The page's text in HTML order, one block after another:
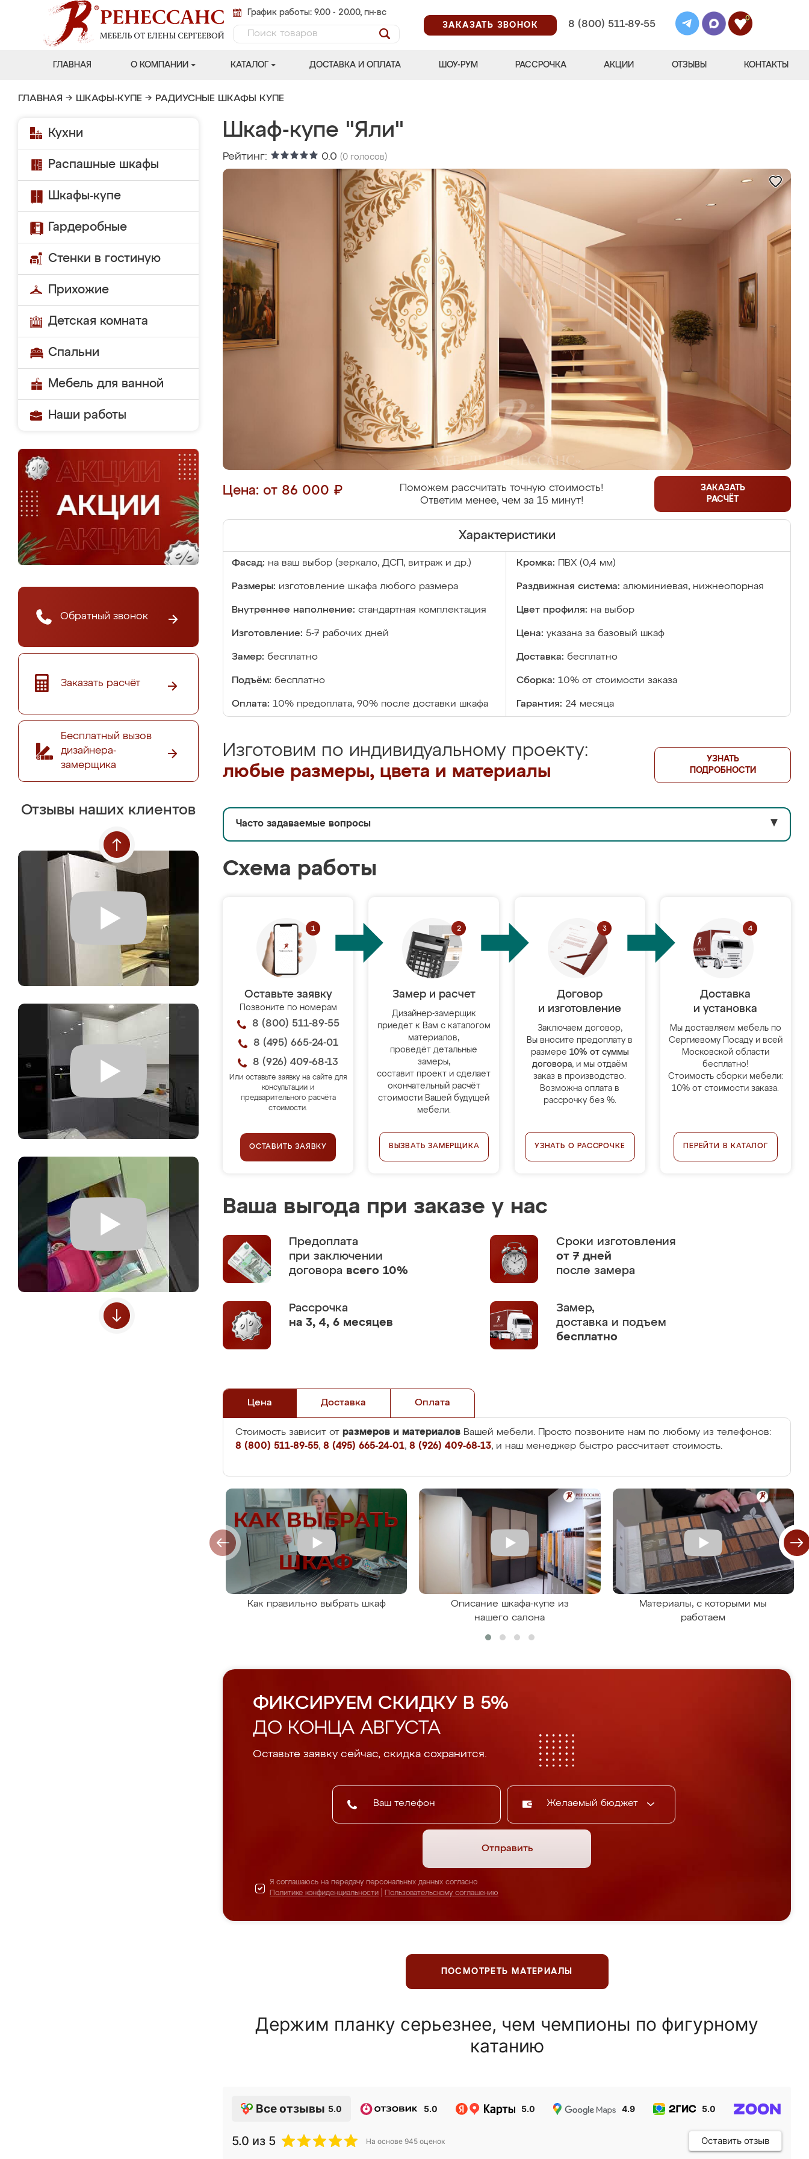
График работы: 9.00 - 20.00, пн-вс
ЗАКАЗАТЬ ЗВОНОК
8 (800) 511-89-55
0
ГЛАВНАЯ О КОМПАНИИ КАТАЛОГ ДОСТАВКА И ОПЛАТА ШОУ-РУМ РАССРОЧКА АКЦИИ ОТЗЫВЫ КОНТАКТЫ
ГЛАВНАЯ → ШКАФЫ-КУПЕ → РАДИУСНЫЕ ШКАФЫ КУПЕ
Кухни
Распашные шкафы
Шкафы-купе
Гардеробные
Стенки в гостиную
Прихожие
Детская комната
Спальни
Мебель для ванной
Наши работы
Обратный звонок
Заказать расчёт
Бесплатный вызов
дизайнера-
замерщика
Отзывы наших клиентов
Шкаф-купе "Яли"
Рейтинг: 0.0 (0 голосов)
Цена: от 86 000 ₽
Поможем рассчитать точную стоимость!
Ответим менее, чем за 15 минут!
ЗАКАЗАТЬ
РАСЧЁТ
Характеристики
Фасад: на ваш выбор (зеркало, ДСП, витраж и др.) Кромка: ПВХ (0,4 мм)
Размеры: изготовление шкафа любого размера Раздвижная система: алюминиевая, нижнеопорная
Внутреннее наполнение: стандартная комплектация Цвет профиля: на выбор
Изготовление: 5-7 рабочих дней Цена: указана за базовый шкаф
Замер: бесплатно Доставка: бесплатно
Подъём: бесплатно Сборка: 10% от стоимости заказа
Оплата: 10% предоплата, 90% после доставки шкафа Гарантия: 24 месяца
Изготовим по индивидуальному проекту:
любые размеры, цвета и материалы
УЗНАТЬ
ПОДРОБНОСТИ
Часто задаваемые вопросы ▼
Схема работы
Оставьте заявку
Позвоните по номерам
8 (800) 511-89-55
8 (495) 665-24-01
8 (926) 409-68-13
Или оставьте заявку на сайте для
консультации и
предварительного расчёта
стоимости.
ОСТАВИТЬ ЗАЯВКУ
Замер и расчет
Дизайнер-замерщик
приедет к Вам с каталогом
материалов,
проведёт детальные
замеры,
составит проект и сделает
окончательный расчёт
стоимости Вашей будущей
мебели.
ВЫЗВАТЬ ЗАМЕРЩИКА
Договор
и изготовление
Заключаем договор,
Вы вносите предоплату в
размере 10% от суммы
договора, и мы отдаём
заказ в производство.
Возможна оплата в
рассрочку без %.
УЗНАТЬ О РАССРОЧКЕ
Доставка
и установка
Мы доставляем мебель по
Сергиевому Посаду и всей
Московской области
бесплатно!
Стоимость сборки мебели:
10% от стоимости заказа.
ПЕРЕЙТИ В КАТАЛОГ
Ваша выгода при заказе у нас
Предоплата
при заключении
договора всего 10%
Сроки изготовления
от 7 дней
после замера
Рассрочка
на 3, 4, 6 месяцев
Замер,
доставка и подъем
бесплатно
Цена Доставка Оплата
Стоимость зависит от размеров и материалов Вашей мебели. Просто позвоните нам по любому из телефонов:
8 (800) 511-89-55, 8 (495) 665-24-01, 8 (926) 409-68-13, и наш менеджер быстро рассчитает стоимость.
Как правильно выбрать шкаф
Описание шкафа-купе из
нашего салона
Материалы, с которыми мы
работаем
ФИКСИРУЕМ СКИДКУ В 5%
ДО КОНЦА АВГУСТА
Оставьте заявку сейчас, скидка сохранится.
Желаемый бюджет
Отправить
Я соглашаюсь на передачу персональных данных согласно
Политике конфиденциальности
Пользовательскому соглашению
ПОСМОТРЕТЬ МАТЕРИАЛЫ
Держим планку серьезнее, чем чемпионы по фигурному
катанию
Все отзывы 5.0 5.0 5.0 4.9 5.0
5.0 из 5 На основе 945 оценок Оставить отзыв